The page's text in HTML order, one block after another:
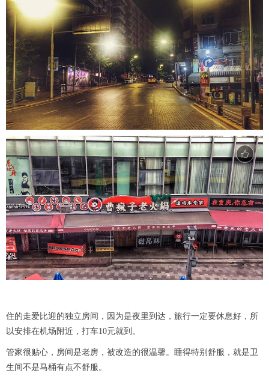
住的走爱比迎的独立房间，因为是夜里到达，旅行一定要休息好，所
以安排在机场附近，打车10元就到。
管家很贴心，房间是老房，被改造的很温馨。睡得特别舒服，就是卫
生间不是马桶有点不舒服。